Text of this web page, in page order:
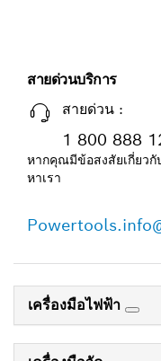
สายด่วนบริการ
สายด่วน :
1 800 888
หากคุณมีข้อสงสัยเกี่ยวกั
หาเรา
เครื่องมือไฟฟ้า